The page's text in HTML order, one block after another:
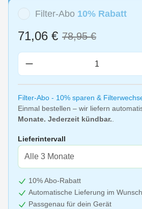
Filter-Abo 10% Rabatt
Produkt Anzahl: Gib
71,06 € 78,95 €
Filter-Abo - 10% sparen &
Einmal bestellen – wir liefern
Monate. Jederzeit kündbar.
Lieferintervall
10% Abo-Rabatt
Automatische Lieferung im
Passgenau für dein Gerät